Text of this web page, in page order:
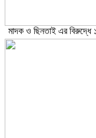
মাদক ও ছিনতাই এর